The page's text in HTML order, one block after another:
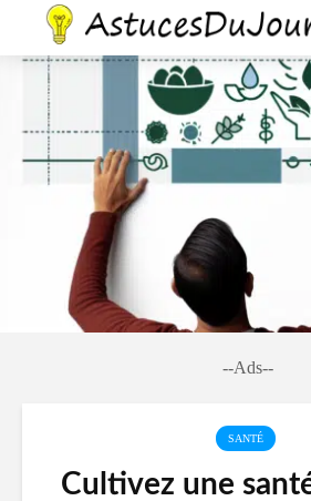
--Ads--
SANTÉ
Cultivez une